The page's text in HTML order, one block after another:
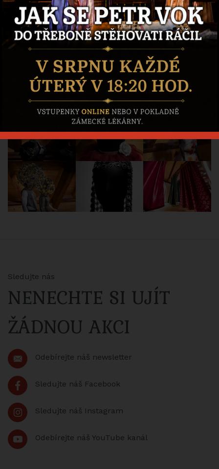
Výstava
Leonardo
Zlatem
protkáno
shop
Sledujte nás
NENECHTE SI UJÍT
ŽÁDNOU AKCI
Odebírejte náš newsletter
Sledujte náš Facebook
Sledujte náš Instagram
Odebírejte náš YouTube kanál